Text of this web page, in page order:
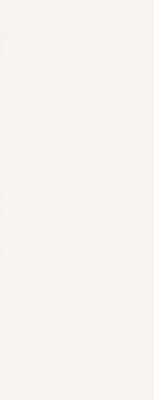
bij de aflevering?
garantie op motor en versnellingsbak
keuring, zodat u direct de weg op
voertuigcheck voor optimale
en buiten
garantie op geleverde tellerstand
bij overstap naar uw volgende auto
zekerheid? Ons uitgebreide BOVAG-
auto in te ruilen?
een vrijblijvende inruilwaarde voor
via WhatsApp naar 0546 – 721 024
Weldam — BOVAG-dealer sinds 2010,
dealerkanalen: elke auto
auto er niet bij? Via ons
ervaringen van andere klanten?
kunnen geen rechten
in delen neerklapbaar
interieur afwerking
achter
voor